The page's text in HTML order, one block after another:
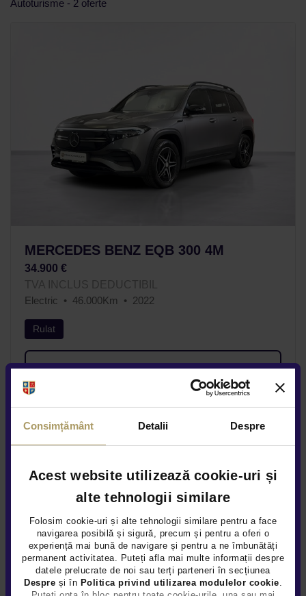
Consimțământ Detalii Despre
Acest website utilizează cookie-uri și
alte tehnologii similare
Folosim cookie-uri și alte tehnologii similare pentru a face
navigarea posibilă și sigură, precum și pentru a oferi o
experiență mai bună de navigare și pentru a ne îmbunătăți
permanent activitatea. Puteți afla mai multe informații despre
datele prelucrate de noi sau terți parteneri în secțiunea
Despre și în Politica privind utilizarea modulelor cookie
Autoturisme - 2 oferte
MERCEDES BENZ EQB 300 4M
34.900 €
TVA INCLUS DEDUCTIBIL
Electric
46.000Km 2022
Rulat
Vezi detalii